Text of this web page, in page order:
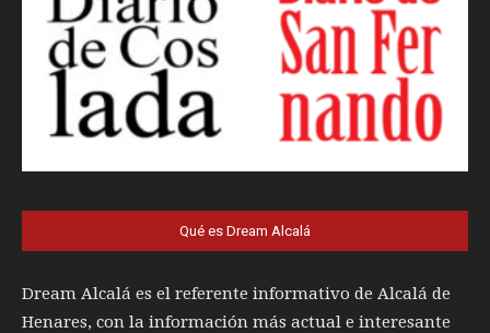
Qué es Dream Alcalá
Dream Alcalá es el referente informativo de Alcalá de
Henares, con la información más actual e interesante